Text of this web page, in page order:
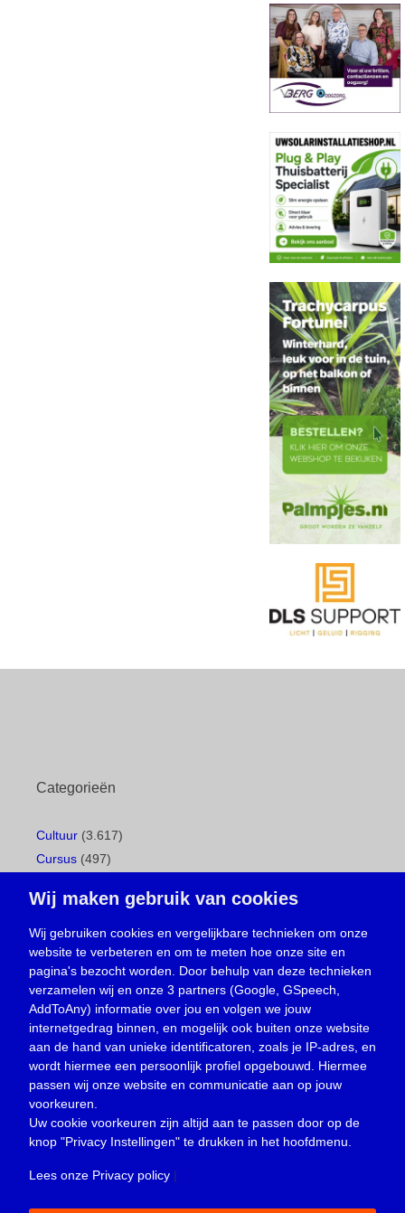
Categorieën
Cultuur (3.617)
Cursus (497)
Gemeentepagina(104)
Ingezonden brief(538)
Media(156)
Nieuws (23.329)
Oproep(734)
Overlijden(39)
Podcast(18)
prijsvraag (5)
Religie (1.438)
Service(226)
Wij maken gebruik van cookies
Wij gebruiken cookies en vergelijkbare technieken om onze
website te verbeteren en om te meten hoe onze site en
pagina's bezocht worden. Door behulp van deze technieken
verzamelen wij en onze 3 partners (Google, GSpeech,
AddToAny) informatie over jou en volgen we jouw
internetgedrag binnen, en mogelijk ook buiten onze website
aan de hand van unieke identificatoren, zoals je IP-adres, en
wordt hiermee een persoonlijk profiel opgebouwd. Hiermee
passen wij onze website en communicatie aan op jouw
voorkeuren.
Uw cookie voorkeuren zijn altijd aan te passen door op de
knop "Privacy Instellingen" te drukken in het hoofdmenu.
Lees onze Privacy policy |